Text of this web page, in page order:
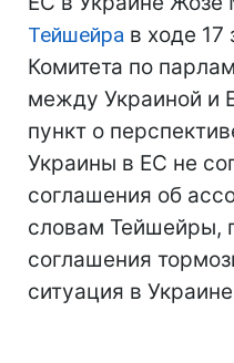
Тейшейра в ходе 17
Комитета по
между Украиной и
пункт о
Украины в ЕС не
соглашения об
словам Тейшейры,
соглашения
ситуация в